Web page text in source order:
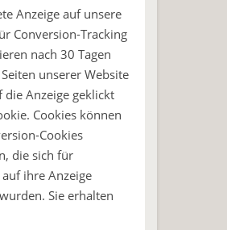
Anzeige auf unsere
Conversion-Tracking
nach 30 Tagen
unserer Website
Anzeige geklickt
Cookies können
Cookies
die sich für
ihre Anzeige
Sie erhalten